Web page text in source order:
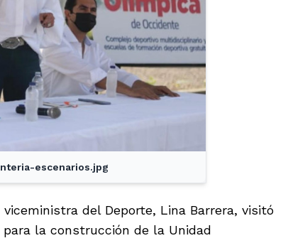
escenarios.jpg
del Deporte, Lina Barrera, visitó
la construcción de la Unidad